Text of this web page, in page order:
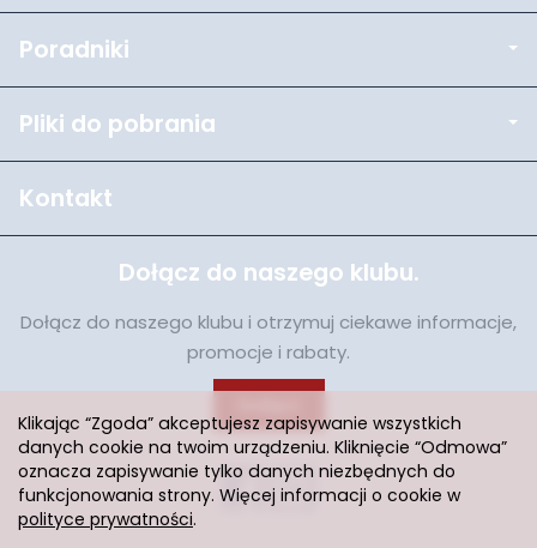
Poradniki
Pliki do pobrania
Kontakt
Dołącz do naszego klubu.
Dołącz do naszego klubu i otrzymuj ciekawe informacje,
promocje i rabaty.
Klikając “Zgoda” akceptujesz zapisywanie wszystkich
danych cookie na twoim urządzeniu. Kliknięcie “Odmowa”
oznacza zapisywanie tylko danych niezbędnych do
funkcjonowania strony. Więcej informacji o cookie w
polityce prywatności.